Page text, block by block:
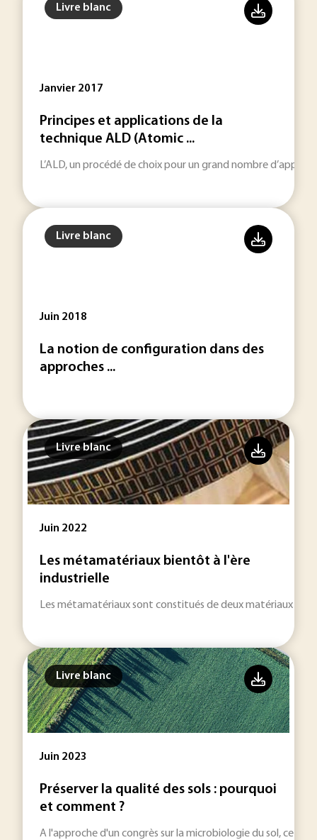
Livre blanc
Janvier 2017
Principes et applications de la
technique ALD (Atomic ...
L’ALD, un procédé de choix pour un grand nombre
Livre blanc
Juin 2018
La notion de configuration dans des
approches ...
Livre blanc
Juin 2022
Les métamatériaux bientôt à l'ère
industrielle
Les métamatériaux sont constitués de deux matériaux non
Livre blanc
Juin 2023
Préserver la qualité des sols : pourquoi
et comment ?
A l'approche d'un congrès sur la microbiologie du sol, ce